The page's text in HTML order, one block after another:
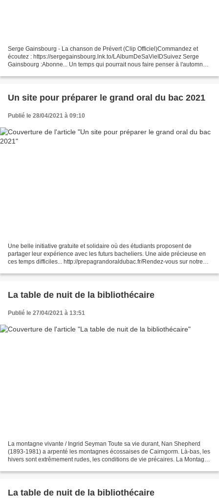
Serge Gainsbourg - La chanson de Prévert (Clip Officiel)Commandez et
écoutez : https://sergegainsbourg.lnk.to/LAlbumDeSaVieIDSuivez Serge
Gainsbourg :Abonne... Un temps qui pourrait nous faire penser à l'automne...
Un site pour préparer le grand oral du bac 2021
Publié le 28/04/2021 à 09:10
Une belle initiative gratuite et solidaire où des étudiants proposent de
partager leur expérience avec les futurs bacheliers. Une aide précieuse en
ces temps difficiles... http://prepagrandoraldubac.fr/​Rendez-vous sur notre
La table de nuit de la bibliothécaire
Publié le 27/04/2021 à 13:51
La montagne vivante / Ingrid Seyman Toute sa vie durant, Nan Shepherd
(1893-1981) a arpenté les montagnes écossaises de Cairngorm. Là-bas, les
hivers sont extrêmement rudes, les conditions de vie précaires. La Montagne
La table de nuit de la bibliothécaire